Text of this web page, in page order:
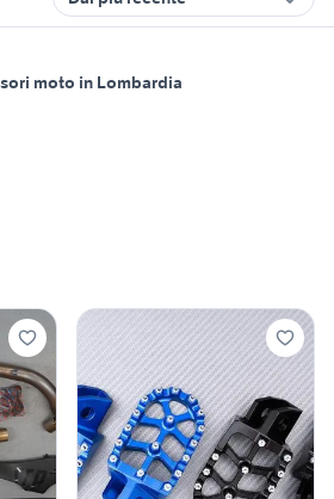
moto in Lombardia